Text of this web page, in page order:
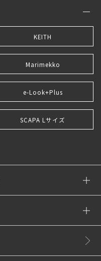
KEITH
Marimekko
e-Look+Plus
SCAPA Lサイズ